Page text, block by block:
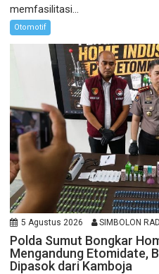
memfasilitasi...
Otomotif
5 Agustus 2026 SIMBOLON
Polda Sumut Bongkar
Mengandung Etomidate,
Dipasok dari Kamboja